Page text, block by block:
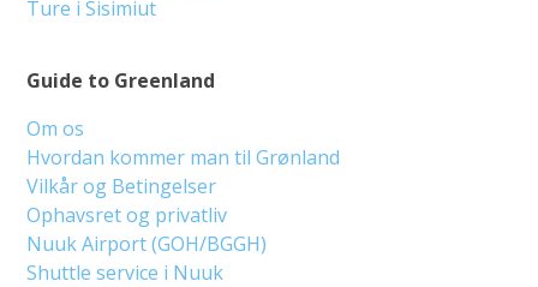
Guide to Greenland
Om os
Hvordan kommer man til Grønland
Vilkår og Betingelser
Ophavsret og privatliv
Nuuk Airport (GOH/BGGH)
Shuttle service i Nuuk
Ture i Sisimiut